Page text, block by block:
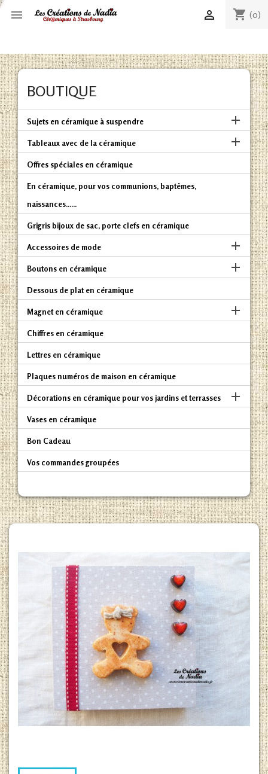
 shopping_cart (0)

BOUTIQUE
Sujets en céramique à suspendre 
Tableaux avec de la céramique 
Offres spéciales en céramique
En céramique, pour vos communions, baptêmes,
naissances......
Grigris bijoux de sac, porte clefs en céramique
Accessoires de mode 
Boutons en céramique 
Dessous de plat en céramique
Magnet en céramique 
Chiffres en céramique
Lettres en céramique
Plaques numéros de maison en céramique
Décorations en céramique pour vos jardins et terrasses 
Vases en céramique
Bon Cadeau
Vos commandes groupées